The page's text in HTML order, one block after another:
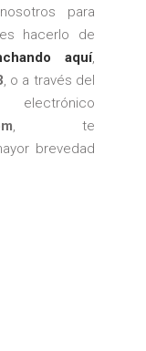
para
hacerlo de
aquí,
, o a través del
, te
brevedad